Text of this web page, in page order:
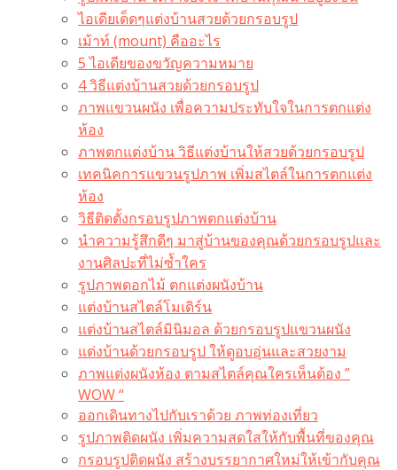
ไอเดียเด็ดๆแต่งบ้านสวยด้วยกรอบรูป
เม้าท์ (mount) คืออะไร​
5 ไอเดียของขวัญความหมาย
4 วิธีแต่งบ้านสวยด้วยกรอบรูป
ภาพแขวนผนัง เพื่อความประทับใจในการตกแต่ง
ห้อง
ภาพตกแต่งบ้าน วิธีแต่งบ้านให้สวยด้วยกรอบรูป
เทคนิคการแขวนรูปภาพ เพิ่มสไตล์ในการตกแต่ง
ห้อง
วิธีติดตั้งกรอบรูปภาพตกแต่งบ้าน
นำความรู้สึกดีๆ มาสู่บ้านของคุณด้วยกรอบรูปและ
งานศิลปะที่ไม่ซ้ำใคร
รูปภาพดอกไม้ ตกแต่งผนังบ้าน
แต่งบ้านสไตล์โมเดิร์น
แต่งบ้านสไตล์มินิมอล ด้วยกรอบรูปแขวนผนัง
แต่งบ้านด้วยกรอบรูป ให้ดูอบอุ่นและสวยงาม
ภาพแต่งผนังห้อง ตามสไตล์คุณใครเห็นต้อง ”
WOW “
ออกเดินทางไปกับเราด้วย ภาพท่องเที่ยว
รูปภาพติดผนัง เพิ่มความสดใสให้กับพื้นที่ของคุณ
กรอบรูปติดผนัง สร้างบรรยากาศใหม่ให้เข้ากับคุณ